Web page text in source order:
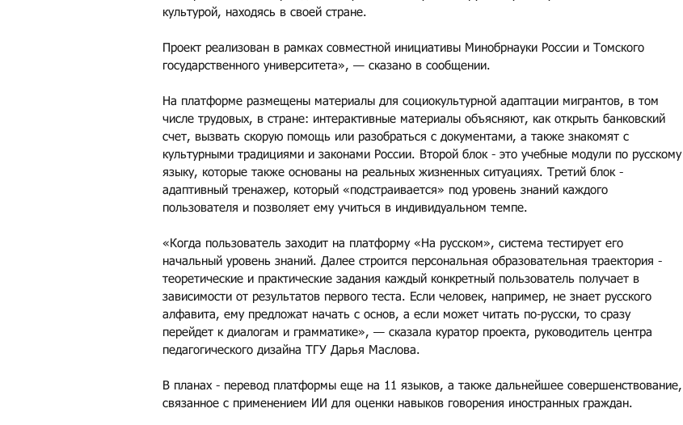
культурой, находясь в своей стране.
Проект реализован в рамках совместной инициативы Минобрнауки России и Томского
государственного университета», — сказано в сообщении.
На платформе размещены материалы для социокультурной адаптации мигрантов, в том
числе трудовых, в стране: интерактивные материалы объясняют, как открыть банковский
счет, вызвать скорую помощь или разобраться с документами, а также знакомят с
культурными традициями и законами России. Второй блок - это учебные модули по русскому
языку, которые также основаны на реальных жизненных ситуациях. Третий блок -
адаптивный тренажер, который «подстраивается» под уровень знаний каждого
пользователя и позволяет ему учиться в индивидуальном темпе.
«Когда пользователь заходит на платформу «На русском», система тестирует его
начальный уровень знаний. Далее строится персональная образовательная траектория -
теоретические и практические задания каждый конкретный пользователь получает в
зависимости от результатов первого теста. Если человек, например, не знает русского
алфавита, ему предложат начать с основ, а если может читать по-русски, то сразу
перейдет к диалогам и грамматике», — сказала куратор проекта, руководитель центра
педагогического дизайна ТГУ Дарья Маслова.
В планах - перевод платформы еще на 11 языков, а также дальнейшее совершенствование,
связанное с применением ИИ для оценки навыков говорения иностранных граждан.